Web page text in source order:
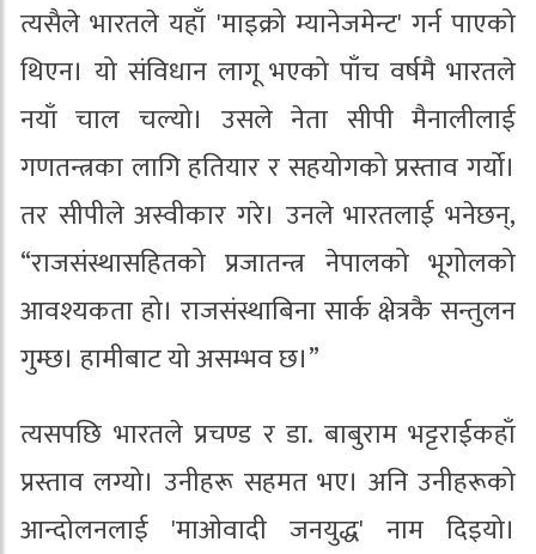
त्यसैले भारतले यहाँ 'माइक्रो म्यानेजमेन्ट' गर्न पाएको
थिएन। यो संविधान लागू भएको पाँच वर्षमै भारतले
नयाँ चाल चल्यो। उसले नेता सीपी मैनालीलाई
गणतन्त्रका लागि हतियार र सहयोगको प्रस्ताव गर्यो।
तर सीपीले अस्वीकार गरे। उनले भारतलाई भनेछन्,
“राजसंस्थासहितको प्रजातन्त्र नेपालको भूगोलको
आवश्यकता हो। राजसंस्थाबिना सार्क क्षेत्रकै सन्तुलन
गुम्छ। हामीबाट यो असम्भव छ।”
त्यसपछि भारतले प्रचण्ड र डा. बाबुराम भट्टराईकहाँ
प्रस्ताव लग्यो। उनीहरू सहमत भए। अनि उनीहरूको
आन्दोलनलाई 'माओवादी जनयुद्ध' नाम दिइयो।